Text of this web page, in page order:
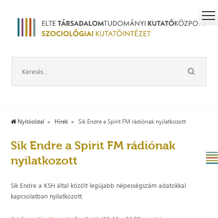
Nyitóoldal Hírek Sik Endre a Spirit FM rádiónak nyilatkozott
Sik Endre a Spirit FM rádiónak
nyilatkozott
Sik Endre a KSH által közölt legújabb népességszám adatokkal
kapcsolatban nyilatkozott.